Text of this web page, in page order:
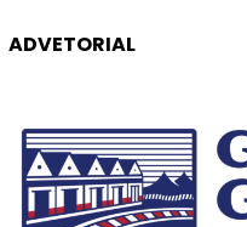
ADVETORIAL